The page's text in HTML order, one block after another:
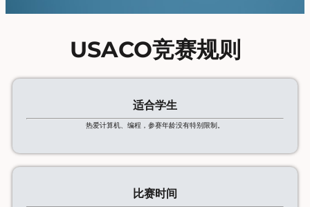
USACO竞赛规则
适合学生
热爱计算机、编程，参赛年龄没有特别限制。
比赛时间